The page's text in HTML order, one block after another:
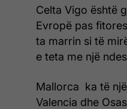
Celta Vigo është
Evropë pas
ta marrin si të
e teta me një
Mallorca ka të
Valencia dhe